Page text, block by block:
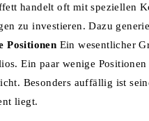
handelt oft mit speziellen
zu investieren. Dazu
Positionen Ein wesentlicher
Ein paar wenige
Besonders auffällig ist
liegt.